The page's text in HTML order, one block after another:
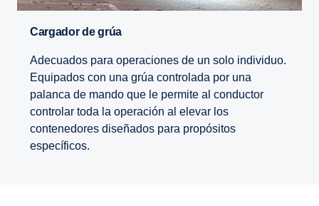
Cargador de grúa
Adecuados para operaciones de un solo individuo.
Equipados con una grúa controlada por una
palanca de mando que le permite al conductor
controlar toda la operación al elevar los
contenedores diseñados para propósitos
específicos.